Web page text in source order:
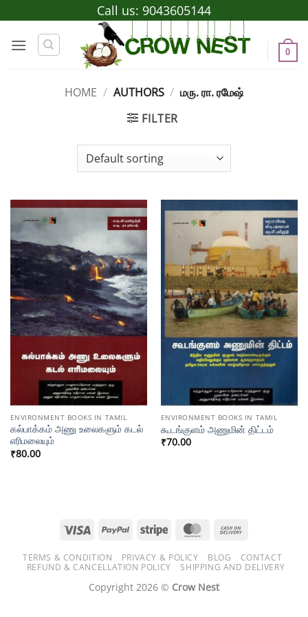
to
content
Call us: 9043605144
0
HOME / AUTHORS / மரு. ரா. ரமேஷ்
FILTER
ENVIRONMENT BOOKS IN TAMIL
கல்பாக்கம் அணு உலைகளும் கடல்
எரிமலையும்
₹80.00
ENVIRONMENT BOOKS IN TAMIL
கூடங்குளம் அணுமின் திட்டம்
₹70.00
Visa PayPal Stripe MasterCard
Delivery
TERMS & CONDITION PRIVACY & POLICY BLOG
CONTACT
REFUND & CANCELLATION POLICY
SHIPPING AND DELIVERY
Copyright 2026 © Crow Nest